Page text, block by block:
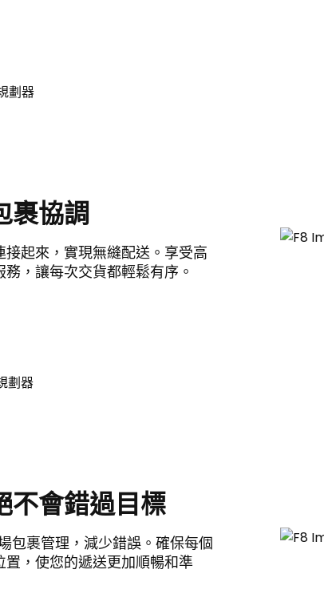
裹協調
起來，實現無縫配送。享受高
，讓每次交貨都輕鬆有序。
不會錯過目標
包裹管理，減少錯誤。確保每個
，使您的遞送更加順暢和準